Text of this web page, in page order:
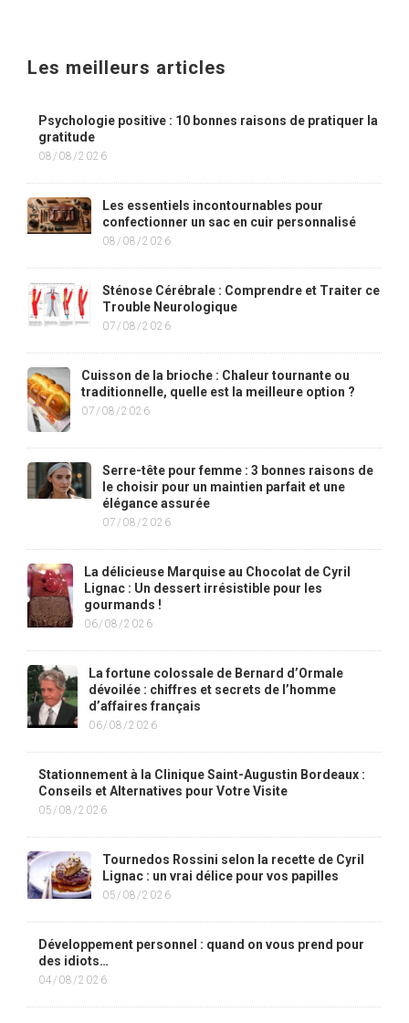
Les meilleurs articles
Psychologie positive : 10 bonnes raisons de pratiquer la
gratitude
08/08/2026
Les essentiels incontournables pour
confectionner un sac en cuir personnalisé
08/08/2026
Sténose Cérébrale : Comprendre et Traiter ce
Trouble Neurologique
07/08/2026
Cuisson de la brioche : Chaleur tournante ou
traditionnelle, quelle est la meilleure option ?
07/08/2026
Serre-tête pour femme : 3 bonnes raisons de
le choisir pour un maintien parfait et une
élégance assurée
07/08/2026
La délicieuse Marquise au Chocolat de Cyril
Lignac : Un dessert irrésistible pour les
gourmands !
06/08/2026
La fortune colossale de Bernard d’Ormale
dévoilée : chiffres et secrets de l’homme
d’affaires français
06/08/2026
Stationnement à la Clinique Saint-Augustin Bordeaux :
Conseils et Alternatives pour Votre Visite
05/08/2026
Tournedos Rossini selon la recette de Cyril
Lignac : un vrai délice pour vos papilles
05/08/2026
Développement personnel : quand on vous prend pour
des idiots…
04/08/2026